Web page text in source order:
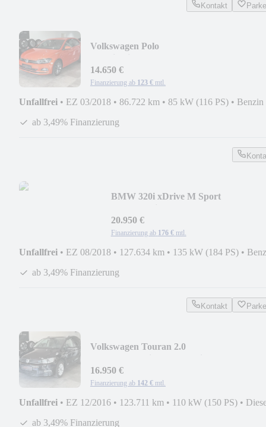
Kontakt
Volkswagen Polo
14.650 €
Finanzierung ab 123 € mtl.
Unfallfrei • EZ 03/2018 • 86.722 km • 85 kW (116 PS) • Benzin
ab 3,49% Finanzierung
BMW 320i xDrive M Sport
20.950 €
Finanzierung ab 176 € mtl.
Unfallfrei • EZ 08/2018 • 127.634 km • 135 kW (184 PS) •
ab 3,49% Finanzierung
Kontakt
Volkswagen Touran 2.0
16.950 €
Finanzierung ab 142 € mtl.
Unfallfrei • EZ 12/2016 • 123.711 km • 110 kW (150 PS) •
ab 3,49% Finanzierung